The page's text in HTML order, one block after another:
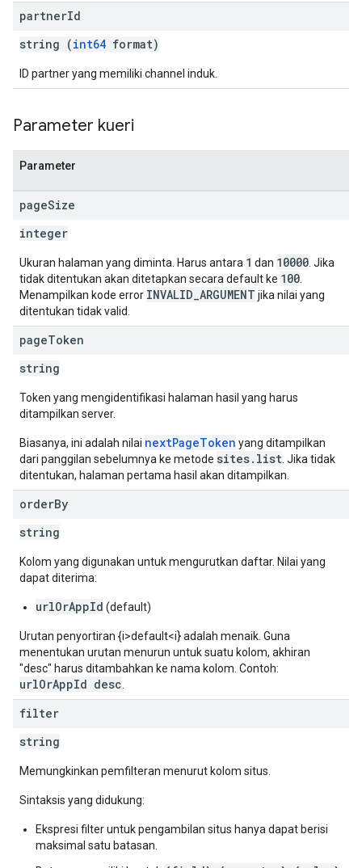
partnerId
string (int64 format)
ID partner yang memiliki channel induk.
Parameter kueri
Parameter
pageSize
integer
Ukuran halaman yang diminta. Harus antara 1 dan 10000 . Jika
tidak ditentukan akan ditetapkan secara default ke 100
Menampilkan kode error INVALID_ARGUMENT jika nilai yang
ditentukan tidak valid.
pageToken
string
Token yang mengidentifikasi halaman hasil yang harus
ditampilkan server.
Biasanya, ini adalah nilai nextPageToken yang ditampilkan
dari panggilan sebelumnya ke metode sites.list . Jika tidak
ditentukan, halaman pertama hasil akan ditampilkan.
orderBy
string
Kolom yang digunakan untuk mengurutkan daftar. Nilai yang
dapat diterima:
urlOrAppId (default)
Urutan penyortiran {i>default<i} adalah menaik. Guna
menentukan urutan menurun untuk suatu kolom, akhiran
"desc" harus ditambahkan ke nama kolom. Contoh:
urlOrAppId desc
filter
string
Memungkinkan pemfilteran menurut kolom situs.
Sintaksis yang didukung:
Ekspresi filter untuk pengambilan situs hanya dapat berisi
maksimal satu batasan.